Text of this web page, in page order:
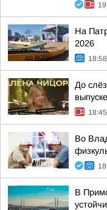
На
2026
18:58
До
18:45
Во
В